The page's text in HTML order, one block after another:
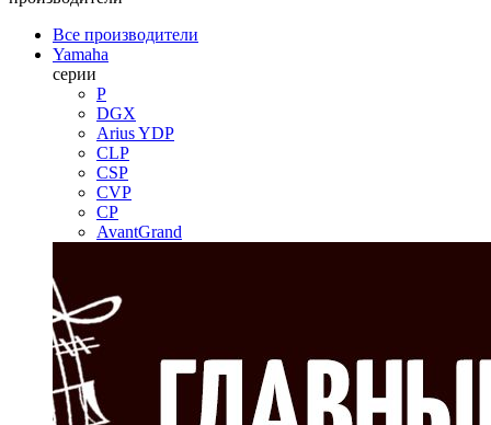
Все производители
Yamaha
серии
P
DGX
Arius YDP
CLP
CSP
CVP
CP
AvantGrand